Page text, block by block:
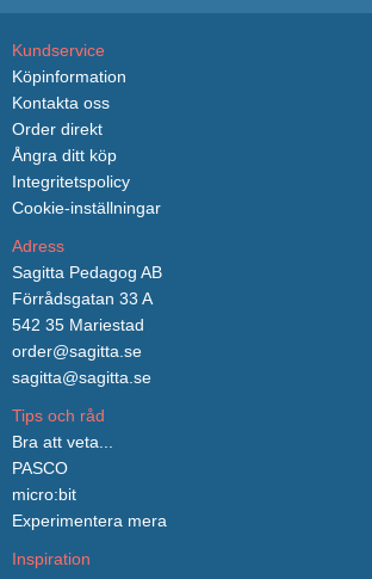
Kundservice
Köpinformation
Kontakta oss
Order direkt
Ångra ditt köp
Integritetspolicy
Cookie-inställningar
Adress
Sagitta Pedagog AB
Förrådsgatan 33 A
542 35 Mariestad
order@sagitta.se
sagitta@sagitta.se
Tips och råd
Bra att veta...
PASCO
micro:bit
Experimentera mera
Inspiration